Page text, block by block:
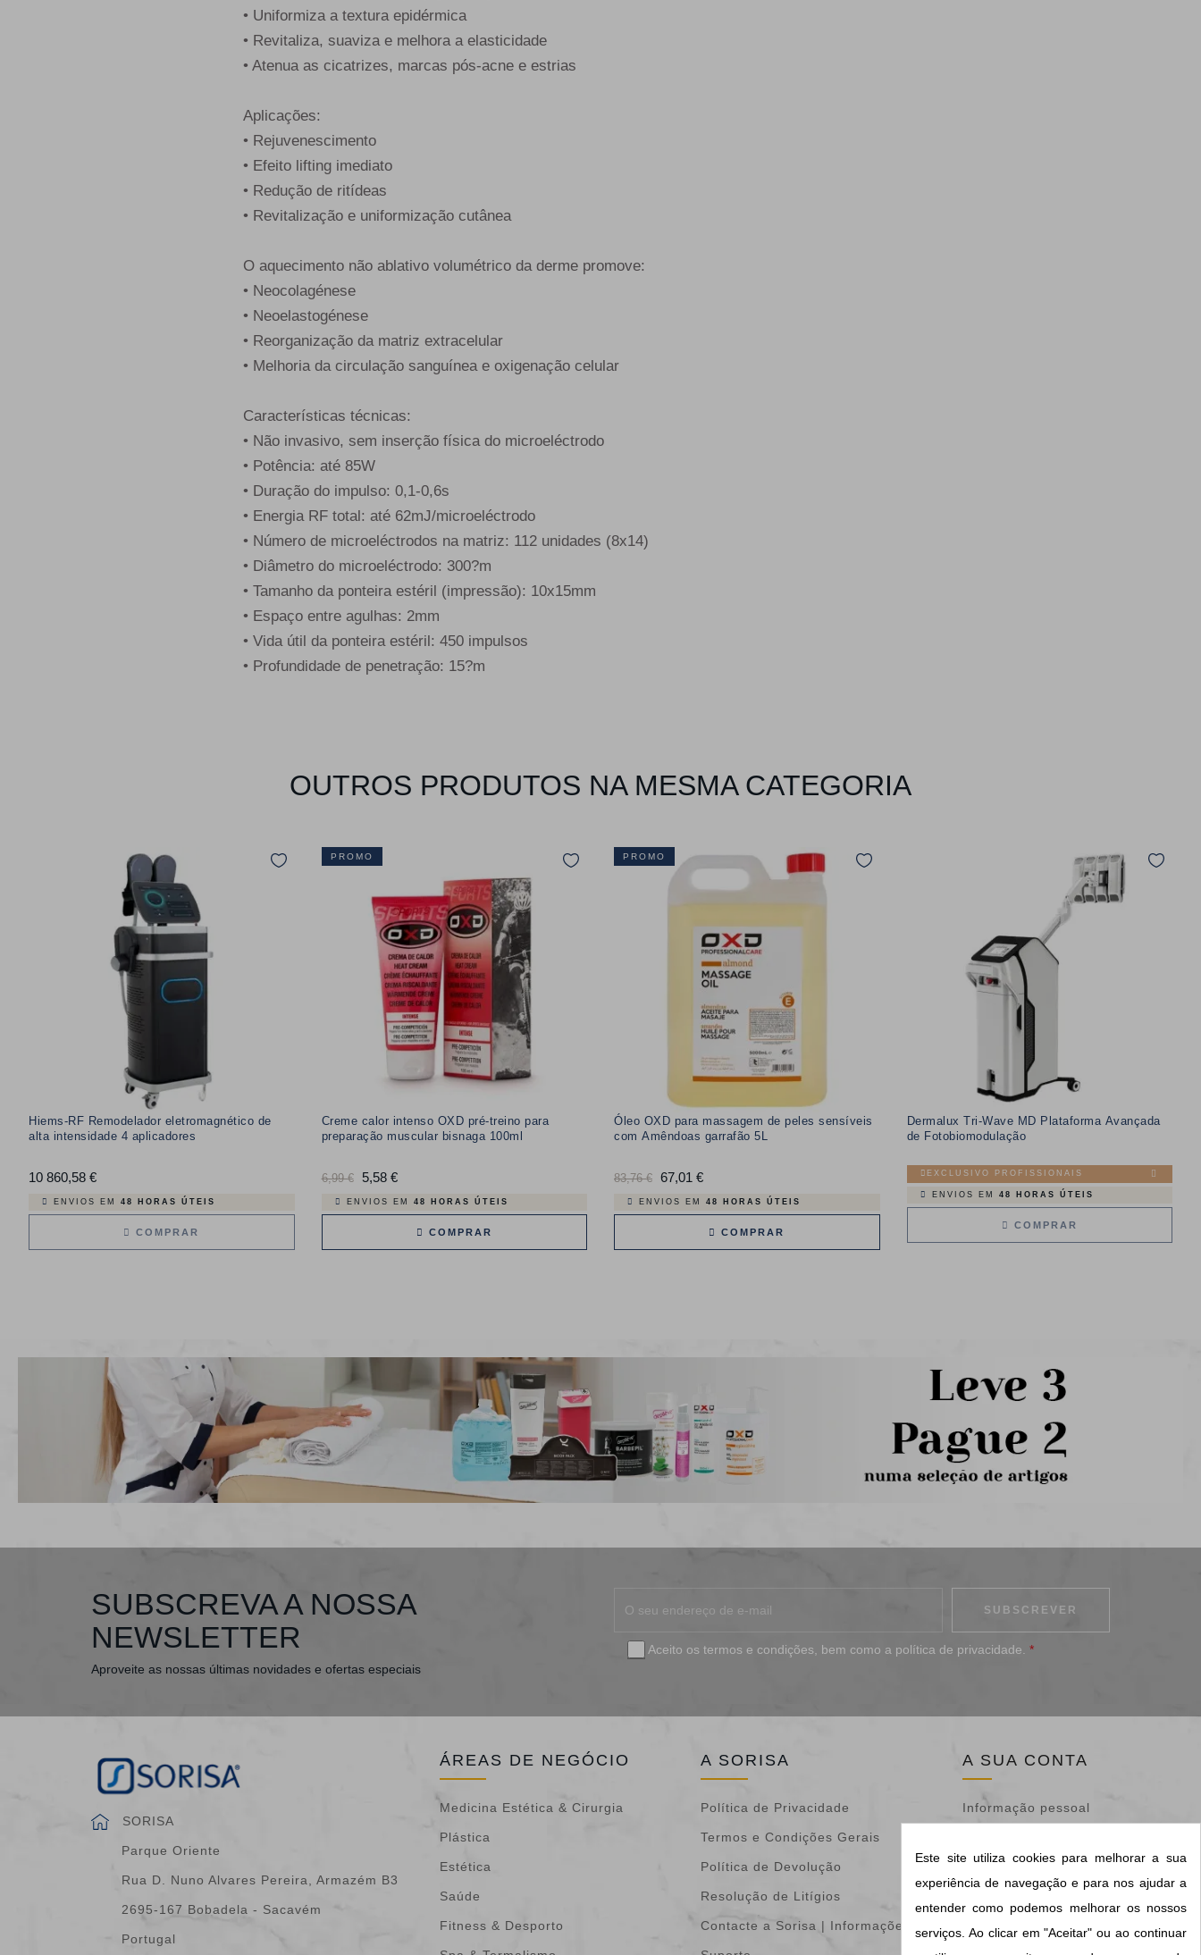
• Uniformiza a textura epidérmica
• Revitaliza, suaviza e melhora a elasticidade
• Atenua as cicatrizes, marcas pós-acne e estrias
Aplicações:
• Rejuvenescimento
• Efeito lifting imediato
• Redução de ritídeas
• Revitalização e uniformização cutânea
O aquecimento não ablativo volumétrico da derme promove:
• Neocolagénese
• Neoelastogénese
• Reorganização da matriz extracelular
• Melhoria da circulação sanguínea e oxigenação celular
Características técnicas:
• Não invasivo, sem inserção física do microeléctrodo
• Potência: até 85W
• Duração do impulso: 0,1-0,6s
• Energia RF total: até 62mJ/microeléctrodo
• Número de microeléctrodos na matriz: 112 unidades (8x14)
• Diâmetro do microeléctrodo: 300?m
• Tamanho da ponteira estéril (impressão): 10x15mm
• Espaço entre agulhas: 2mm
• Vida útil da ponteira estéril: 450 impulsos
• Profundidade de penetração: 15?m
OUTROS PRODUTOS NA MESMA CATEGORIA
Hiems-RF Remodelador eletromagnético de
alta intensidade 4 aplicadores
10 860,58 €Preço
ENVIOS EM 48 HORAS ÚTEIS
COMPRAR
PROMO
Creme calor intenso OXD pré-treino para
preparação muscular bisnaga 100ml
Preço
normal
6,99 € 5,58 €Preço
ENVIOS EM 48 HORAS ÚTEIS
COMPRAR
PROMO
Óleo OXD para massagem de peles sensíveis
com Amêndoas garrafão 5L
Preço
normal
83,76 € 67,01 €Preço
ENVIOS EM 48 HORAS ÚTEIS
COMPRAR
Dermalux Tri-Wave MD Plataforma Avançada
de Fotobiomodulação
EXCLUSIVO PROFISSIONAIS
ENVIOS EM 48 HORAS ÚTEIS
COMPRAR
SUBSCREVA A NOSSA
NEWSLETTER
Aproveite as nossas últimas novidades e ofertas especiais
Aceito os termos e condições , bem como a política de privacidade *
SORISA
Parque Oriente
Rua D. Nuno Alvares Pereira, Armazém B3
2695-167 Bobadela - Sacavém
Portugal
ÁREAS DE NEGÓCIO
Medicina Estética & Cirurgia
Plástica
Estética
Saúde
Fitness & Desporto
A SORISA
Política de Privacidade
Termos e Condições Gerais
Política de Devolução
Resolução de Litígios
Contacte a Sorisa | Informações &
A SUA CONTA
Informação pessoal
mercadoria
Notas de crédito
Este site utiliza cookies para melhorar a sua
experiência de navegação e para nos ajudar a
entender como podemos melhorar os nossos
serviços. Ao clicar em "Aceitar" ou ao continuar